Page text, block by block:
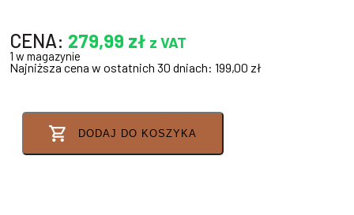
CENA: 279,99 zł z VAT
1 w magazynie
Najniższa cena w ostatnich 30 dniach: 199,00 zł
DODAJ DO KOSZYKA